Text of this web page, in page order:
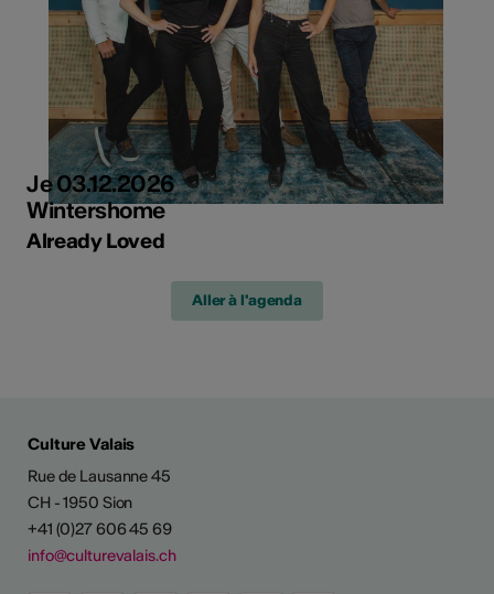
Je 03.12.2026
Wintershome
Already Loved
Aller à l'agenda
Culture Valais
Rue de Lausanne 45
CH - 1950 Sion
+41 (0)27 606 45 69
info@culturevalais.ch